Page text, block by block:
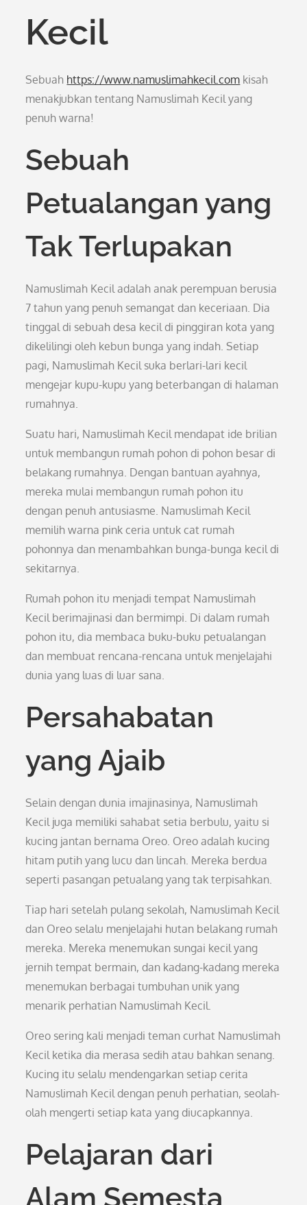
Kecil
Sebuah https://www.namuslimahkecil.com kisah
menakjubkan tentang Namuslimah Kecil yang
penuh warna!
Sebuah
Petualangan yang
Tak Terlupakan
Namuslimah Kecil adalah anak perempuan berusia
7 tahun yang penuh semangat dan keceriaan. Dia
tinggal di sebuah desa kecil di pinggiran kota yang
dikelilingi oleh kebun bunga yang indah. Setiap
pagi, Namuslimah Kecil suka berlari-lari kecil
mengejar kupu-kupu yang beterbangan di halaman
rumahnya.
Suatu hari, Namuslimah Kecil mendapat ide brilian
untuk membangun rumah pohon di pohon besar di
belakang rumahnya. Dengan bantuan ayahnya,
mereka mulai membangun rumah pohon itu
dengan penuh antusiasme. Namuslimah Kecil
memilih warna pink ceria untuk cat rumah
pohonnya dan menambahkan bunga-bunga kecil di
sekitarnya.
Rumah pohon itu menjadi tempat Namuslimah
Kecil berimajinasi dan bermimpi. Di dalam rumah
pohon itu, dia membaca buku-buku petualangan
dan membuat rencana-rencana untuk menjelajahi
dunia yang luas di luar sana.
Persahabatan
yang Ajaib
Selain dengan dunia imajinasinya, Namuslimah
Kecil juga memiliki sahabat setia berbulu, yaitu si
kucing jantan bernama Oreo. Oreo adalah kucing
hitam putih yang lucu dan lincah. Mereka berdua
seperti pasangan petualang yang tak terpisahkan.
Tiap hari setelah pulang sekolah, Namuslimah Kecil
dan Oreo selalu menjelajahi hutan belakang rumah
mereka. Mereka menemukan sungai kecil yang
jernih tempat bermain, dan kadang-kadang mereka
menemukan berbagai tumbuhan unik yang
menarik perhatian Namuslimah Kecil.
Oreo sering kali menjadi teman curhat Namuslimah
Kecil ketika dia merasa sedih atau bahkan senang.
Kucing itu selalu mendengarkan setiap cerita
Namuslimah Kecil dengan penuh perhatian, seolah-
olah mengerti setiap kata yang diucapkannya.
Pelajaran dari
Alam Semesta